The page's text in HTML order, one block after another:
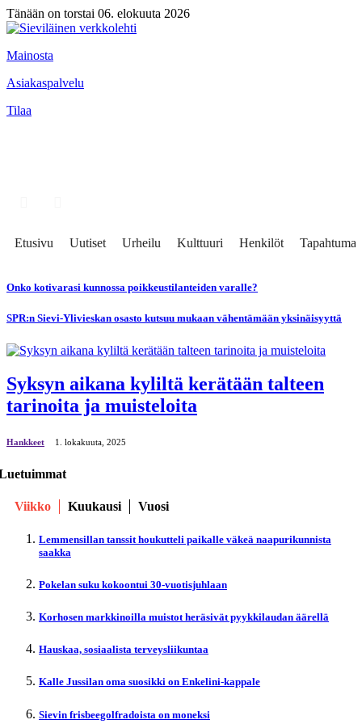
Tänään on torstai 06. elokuuta 2026
Mainosta
Asiakaspalvelu
Tilaa
Etusivu Uutiset Urheilu Kulttuuri Henkilöt Tapahtumat
Onko kotivarasi kunnossa poikkeustilanteiden varalle?
SPR:n Sievi-Ylivieskan osasto kutsuu mukaan vähentämään yksinäisyyttä
Syksyn aikana kyliltä kerätään talteen
tarinoita ja muisteloita
Hankkeet 1. lokakuuta, 2025
Viikko Kuukausi Vuosi
Lemmensillan tanssit houkutteli paikalle väkeä naapurikunnista
saakka
Pokelan suku kokoontui 30-vuotisjuhlaan
Korhosen markkinoilla muistot heräsivät pyykkilaudan äärellä
Hauskaa, sosiaalista terveysliikuntaa
Kalle Jussilan oma suosikki on Enkelini-kappale
Sievin frisbeegolfradoista on moneksi